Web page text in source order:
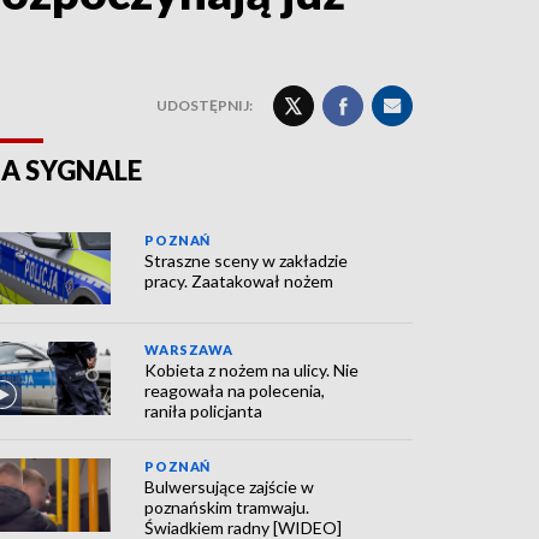
UDOSTĘPNIJ:
SYGNALE
POZNAŃ
Straszne sceny w zakładzie
pracy. Zaatakował nożem
WARSZAWA
Kobieta z nożem na ulicy. Nie
reagowała na polecenia,
raniła policjanta
POZNAŃ
Bulwersujące zajście w
poznańskim tramwaju.
Świadkiem radny [WIDEO]